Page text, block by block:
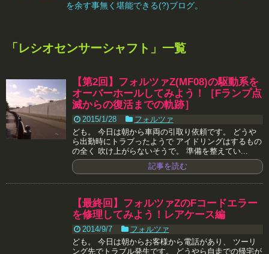
を余す事無く堪能できる(?)ブログ。
「 レシオセンサーシャフト 」 一覧
【第2回】フォルツァZ(MF08)の駆動系を
オーバーホールしてみよう！［Fランプ点
滅からの復活までの軌跡］
2015/1/28
フォルツァ
ども。 今日は朝から車両の引取り依頼です。 どうや
ら出勤時にトラブったようで アイドリングはするもの
の全く 吹け上がらないそうで。 準備を整えてい...
記事を読む
【最終回】フォルツァZのFコードエラー
を修理してみよう！レアケース編
2014/9/7
フォルツァ
ども。 今日は朝からお客様から電話があり、 ツーリ
ング先でトラブル発生です。 どうやら自走での帰宅が